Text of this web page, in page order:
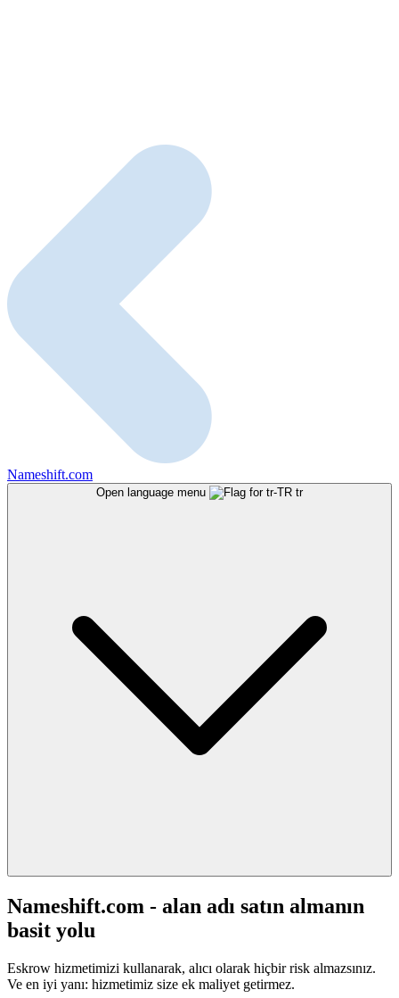
Nameshift.com
Open language menu tr
Nameshift.com - alan adı satın almanın
basit yolu
Eskrow hizmetimizi kullanarak, alıcı olarak hiçbir risk almazsınız.
Ve en iyi yanı: hizmetimiz size ek maliyet getirmez.